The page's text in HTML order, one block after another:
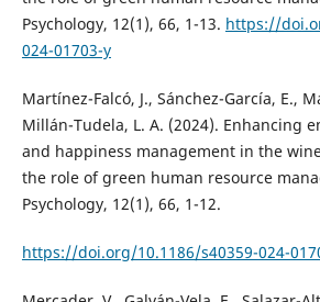
Psychology, 12(1), 66, 1-13. https://
024-01703-y
Martínez-Falcó, J., Sánchez-García, E.,
Millán-Tudela, L. A. (2024). Enhancing
and happiness management in the
the role of green human resource
Psychology, 12(1), 66, 1-12.
https://doi.org/10.1186/s40359-024-